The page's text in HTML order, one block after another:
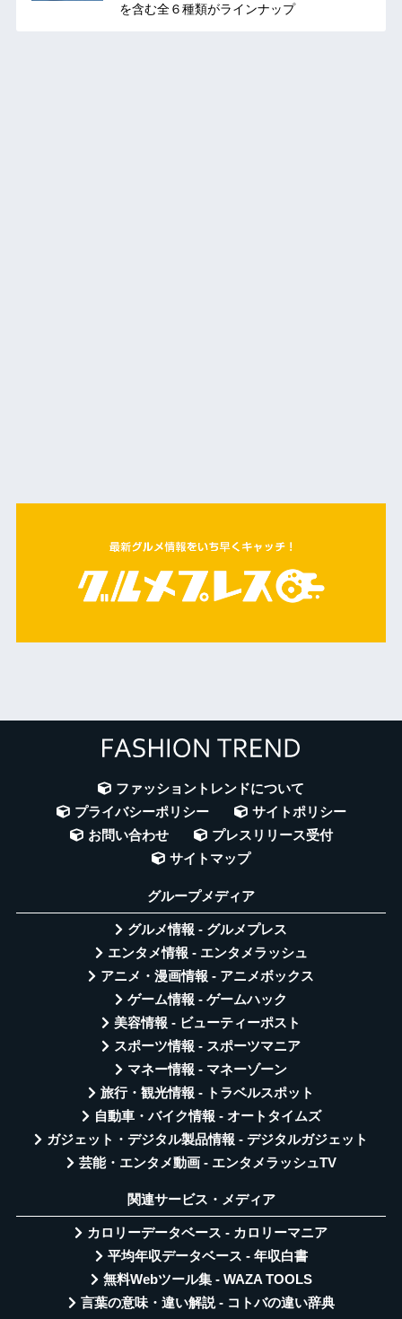
を含む全６種類がラインナップ
ファッショントレンドについて
プライバシーポリシー
サイトポリシー
お問い合わせ
プレスリリース受付
サイトマップ
グループメディア
グルメ情報 - グルメプレス
エンタメ情報 - エンタメラッシュ
アニメ・漫画情報 - アニメボックス
ゲーム情報 - ゲームハック
美容情報 - ビューティーポスト
スポーツ情報 - スポーツマニア
マネー情報 - マネーゾーン
旅行・観光情報 - トラベルスポット
自動車・バイク情報 - オートタイムズ
ガジェット・デジタル製品情報 - デジタルガジェット
芸能・エンタメ動画 - エンタメラッシュTV
関連サービス・メディア
カロリーデータベース - カロリーマニア
平均年収データベース - 年収白書
無料Webツール集 - WAZA TOOLS
言葉の意味・違い解説 - コトバの違い辞典